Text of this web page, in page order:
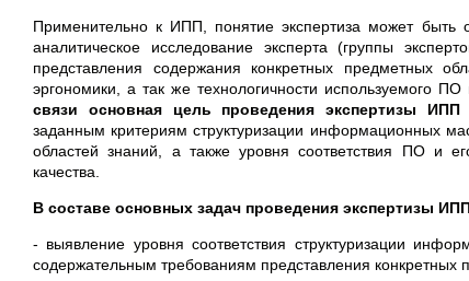
Применительно к ИПП, понятие экспертиза может быть
аналитическое исследование эксперта (группы
представления содержания конкретных предметных
эргономики, а так же технологичности используемого
связи основная цель проведения экспертизы ИПП
заданным критериям структуризации информационных
областей знаний, а также уровня соответствия ПО и
качества.
В составе основных задач проведения экспертизы
- выявление уровня соответствия структуризации
содержательным требованиям представления конкретных